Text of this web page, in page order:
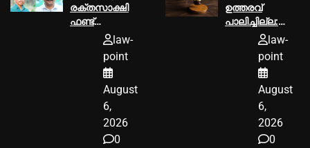
രക്തസാക്ഷി
ഫണ്ട്
ആരോപണം,
മധുസൂദനൻ
എംഎല്‍എ വി
കുഞ്ഞികൃഷ്ണന്
നോട്ടീസ്
law-
point
August
6,
2026
0
ഉത്തരവ്‌
പാലിച്ചില്ല:
മൂവാറ്റുപുഴ
രൂപയുടെ പിഴ
law-
point
August
6,
2026
0